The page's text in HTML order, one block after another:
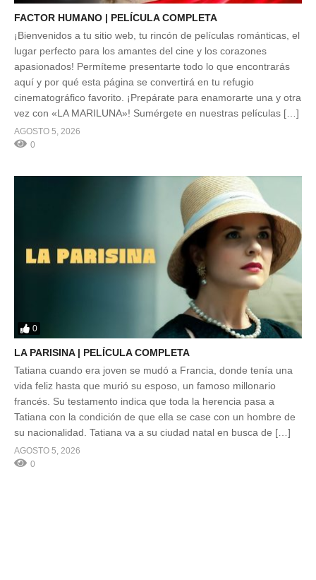
FACTOR HUMANO | PELÍCULA COMPLETA
¡Bienvenidos a tu sitio web, tu rincón de películas románticas, el
lugar perfecto para los amantes del cine y los corazones
apasionados! Permíteme presentarte todo lo que encontrarás
aquí y por qué esta página se convertirá en tu refugio
cinematográfico favorito. ¡Prepárate para enamorarte una y otra
vez con «LA MARILUNA»! Sumérgete en nuestras películas […]
AGOSTO 5, 2026
0
0
LA PARISINA | PELÍCULA COMPLETA
Tatiana cuando era joven se mudó a Francia, donde tenía una
vida feliz hasta que murió su esposo, un famoso millonario
francés. Su testamento indica que toda la herencia pasa a
Tatiana con la condición de que ella se case con un hombre de
su nacionalidad. Tatiana va a su ciudad natal en busca de […]
AGOSTO 5, 2026
0